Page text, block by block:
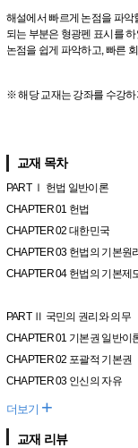
해설에서 빠르게 논점을 파
되는 부분은 형광펜 표시를
논점을 쉽게 파악하고, 빠른
※ 해당 교재는 강좌를 수강
교재 목차
PART Ⅰ 헌법 일반이론
CHAPTER 01 헌법
CHAPTER 02 대한민국
CHAPTER 03 헌법의 기본원
CHAPTER 04 헌법의 기본제
PART Ⅱ 국민의 권리와 의무
CHAPTER 01 기본권 일반이
CHAPTER 02 포괄적 기본권
CHAPTER 03 인신의 자유
더보기 +
교재 리뷰